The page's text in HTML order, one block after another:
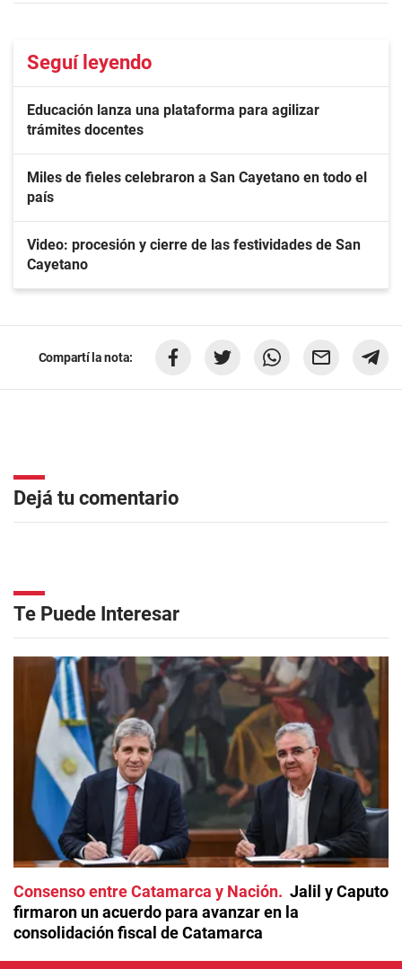
Seguí leyendo
Educación lanza una plataforma para agilizar
trámites docentes
Miles de fieles celebraron a San Cayetano en todo el
país
Video: procesión y cierre de las festividades de San
Cayetano
Compartí la nota:
Dejá tu comentario
Te Puede Interesar
Consenso entre Catamarca y Nación
Jalil y Caputo
firmaron un acuerdo para avanzar en la
consolidación fiscal de Catamarca